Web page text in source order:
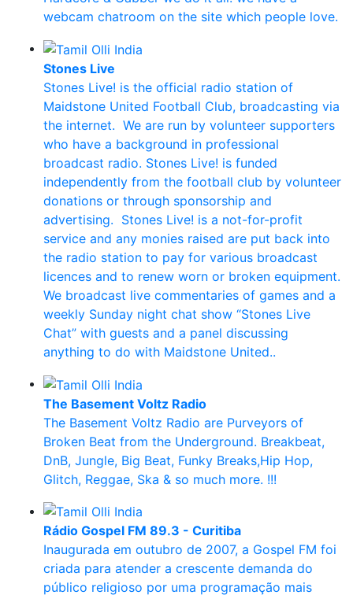
webcam chatroom on the site which people love.
Stones Live
Stones Live! is the official radio station of
Maidstone United Football Club, broadcasting via
the internet. We are run by volunteer supporters
who have a background in professional
broadcast radio. Stones Live! is funded
independently from the football club by volunteer
donations or through sponsorship and
advertising. Stones Live! is a not-for-profit
service and any monies raised are put back into
the radio station to pay for various broadcast
licences and to renew worn or broken equipment.
We broadcast live commentaries of games and a
weekly Sunday night chat show “Stones Live
Chat” with guests and a panel discussing
anything to do with Maidstone United..
The Basement Voltz Radio
The Basement Voltz Radio are Purveyors of
Broken Beat from the Underground. Breakbeat,
DnB, Jungle, Big Beat, Funky Breaks,Hip Hop,
Glitch, Reggae, Ska & so much more. !!!
Rádio Gospel FM 89.3 - Curitiba
Inaugurada em outubro de 2007, a Gospel FM foi
criada para atender a crescente demanda do
público religioso por uma programação mais